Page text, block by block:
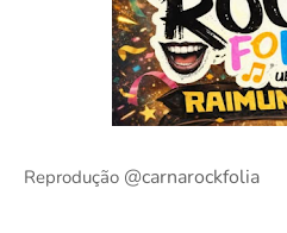
Reprodução @carnarockfolia